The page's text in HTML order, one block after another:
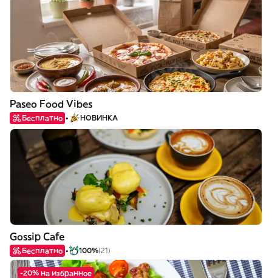
Paseo Food Vibes
Бесплатно НОВИНКА
Gossip Cafe
Бесплатно 100%(21)
-20% на избранное